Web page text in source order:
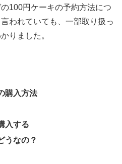
100円ケーキの予約方法につ
われていても、一部取り扱っ
りました。
購入方法
入する
うなの？